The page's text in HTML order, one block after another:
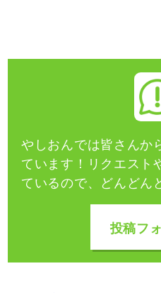
やしおんでは皆さんか
ています！ リクエスト
ているので、どんどん
投稿フ